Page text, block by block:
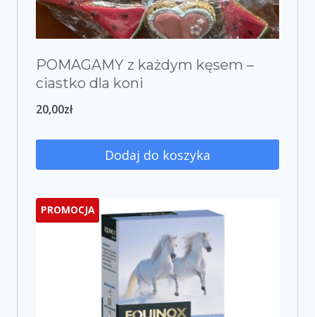
POMAGAMY z każdym kęsem –
ciastko dla koni
20,00zł
Dodaj do koszyka
PROMOCJA